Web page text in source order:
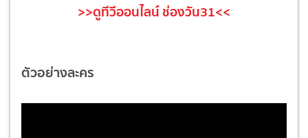
>>ดูทีวีออนไลน์ ช่องวัน31<<
ตัวอย่างละคร